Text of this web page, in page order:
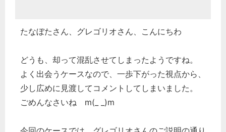
たなぼたさん、グレゴリオさん、こんにちわ
どうも、却って混乱させてしまったようですね。
よく出会うケースなので、一歩下がった視点から、
少し広めに見渡してコメントしてしまいました。
ごめんなさいね m(_ _)m